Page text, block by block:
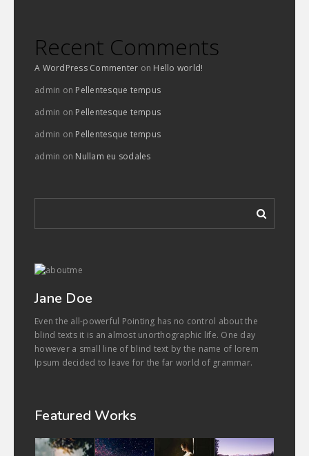
Recent Comments
A WordPress Commenter on Hello world!
admin on Pellentesque tempus
admin on Pellentesque tempus
admin on Pellentesque tempus
admin on Nullam eu sodales
Jane Doe
Even the all-powerful Pointing has no control about the
blind texts it is an almost unorthographic life. One day
however a small line of blind text by the name of lorem
Ipsum decided to leave for the far world of grammar.
Featured Works